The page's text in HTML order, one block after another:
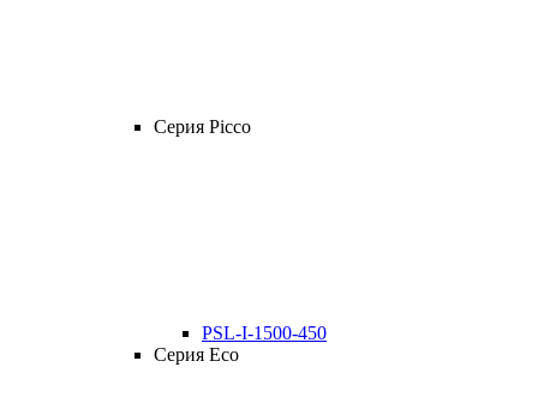
Серия Picco
PSL-I-1500-450
Серия Eco